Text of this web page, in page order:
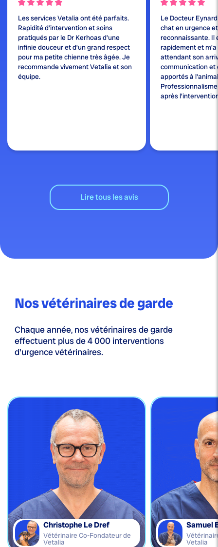
Les services Vetalia ont été parfaits.
Rapidité d’intervention et soins
pratiqués par le Dr Kerhoas d’une
infinie douceur et d’un grand respect
pour ma petite chienne très âgée. Je
recommande vivement Vetalia et son
équipe.
Le Docteur
chat en urgence
reconnaissante. Il
rapidement et m'a
attendant son
communication et
apportés à
après
Lire tous les avis
Nos vétérinaires de garde
Chaque année, nos vétérinaires de garde
effectuent plus de 4 000 interventions
d'urgence vétérinaires.
Christophe Le Dref
Vétérinaire Co-Fondateur de
Vetalia
Samuel
Vetalia